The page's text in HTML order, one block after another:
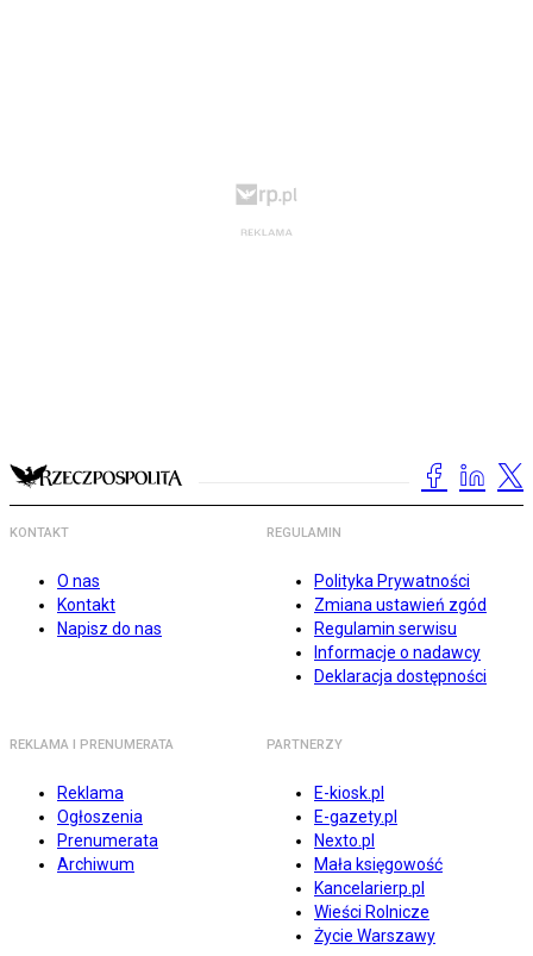
KONTAKT
O nas
Kontakt
Napisz do nas
REGULAMIN
Polityka Prywatności
Zmiana ustawień zgód
Regulamin serwisu
Informacje o nadawcy
Deklaracja dostępności
REKLAMA I PRENUMERATA
Reklama
Ogłoszenia
Prenumerata
Archiwum
PARTNERZY
E-kiosk.pl
E-gazety.pl
Nexto.pl
Mała księgowość
Kancelarierp.pl
Wieści Rolnicze
Życie Warszawy